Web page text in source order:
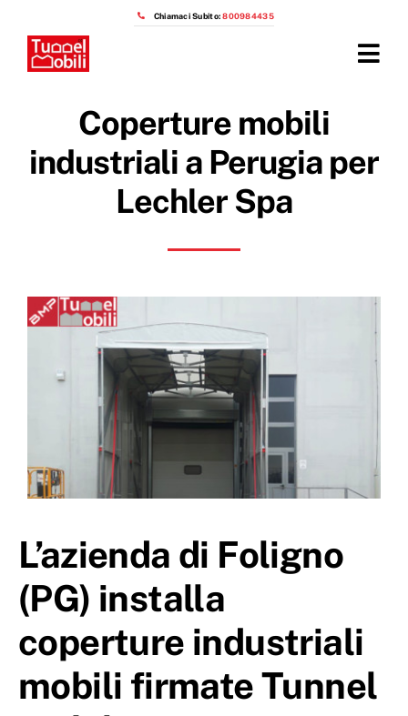
contenuto
Chiamaci Subito:800984435
Prodotti
Prezzi capannoni mobili
OTTIENI IL PREVENTIVO
Coperture mobili
industriali a Perugia per
Lechler Spa
L’azienda di Foligno
(PG) installa
coperture industriali
mobili firmate Tunnel